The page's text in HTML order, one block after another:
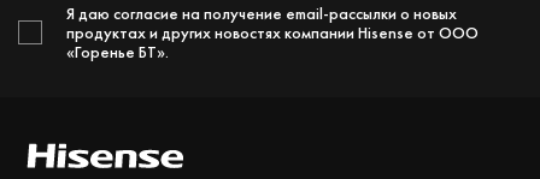
Я даю согласие на получение email-рассылки о новых
продуктах и других новостях компании Hisense от ООО
«Горенье БТ».